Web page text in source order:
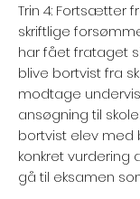
Trin 4: Fortsætter
skriftlige
har fået frataget
blive bortvist fra
modtage
ansøgning til
bortvist elev med
konkret vurdering
gå til eksamen